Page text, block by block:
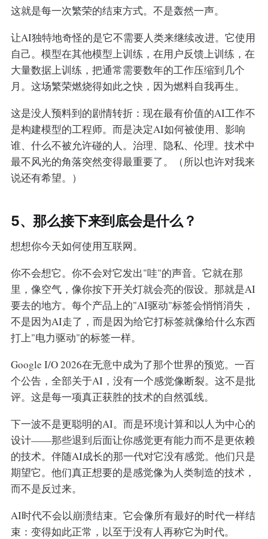
这就是每一次繁荣的结束方式。不是轰然一声。
让AI独特地奇怪的是它不需要人类来继续改进。它使用
自己。模型在其他模型上训练，在用户反馈上训练，在
大量数据上训练，把通常需要数年的工作压缩到几个
月。这场繁荣燃烧得如此之快，因为燃料自我再生。
这是没人预料到的剧情转折：现在最有价值的AI工作不
是构建模型的工程师。而是决定AI如何被使用、影响
谁、什么不被允许碰的人。治理、隐私、伦理。技术中
最不风光的角落突然变得最重要了。（所以也许对我来
说还有希望。）
5、那么接下来到底会是什么？
想想你今天如何使用互联网。
你不会想它。你不会对它发出"哇"的声音。它就在那
里，像空气，像你按下开关灯就会亮的假设。那就是AI
要去的地方。每个产品上的"AI驱动"标签会悄悄消失，
不是因为AI走了，而是因为给它打标签就像给什么东西
打上"电力驱动"的标签一样。
Google I/O 2026在无意中成为了那个世界的预览。一百
个公告，全部关于AI，没有一个感觉像断裂。这不是批
评。这是每一项真正获胜的技术的自然弧线。
下一波不是更聪明的AI。而是环境计算和以人为中心的
设计——那些退到后面让你感觉更有能力而不是更依赖
的技术。伴随AI成长的那一代对它没有感觉。他们只是
期望它。他们真正想要的是感觉像为人类制造的技术，
而不是反过来。
AI时代不会以崩溃结束。它会像所有最好的时代一样结
束：变得如此正常，以至于没有人再称它为时代。